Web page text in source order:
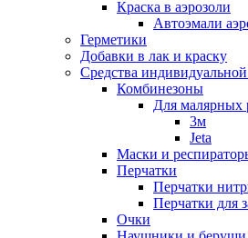
Краска в аэрозоли
Автоэмали
Герметики
Добавки в лак и краску
Средства
Комбинезоны
Для малярных
3м
Jeta
Маски и
Перчатки
Перчатки
Перчатки для
Очки